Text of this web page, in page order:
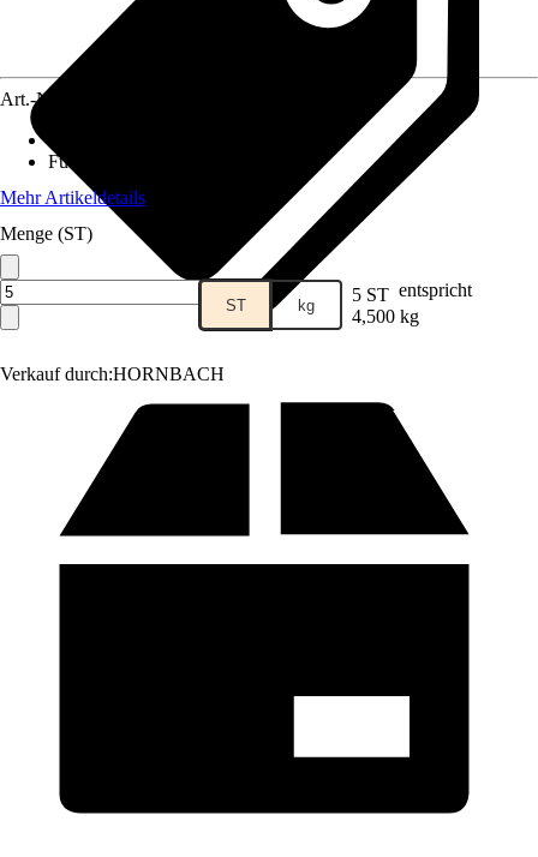
Verkauf durch:HORNBACH
Art.-Nr.
Futtermittelart
Mehr Artikeldetails
Menge (ST)
ST kg 5 ST entspricht
4,500 kg